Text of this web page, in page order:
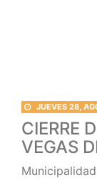
JUEVES 28,
CIERRE
VEGAS